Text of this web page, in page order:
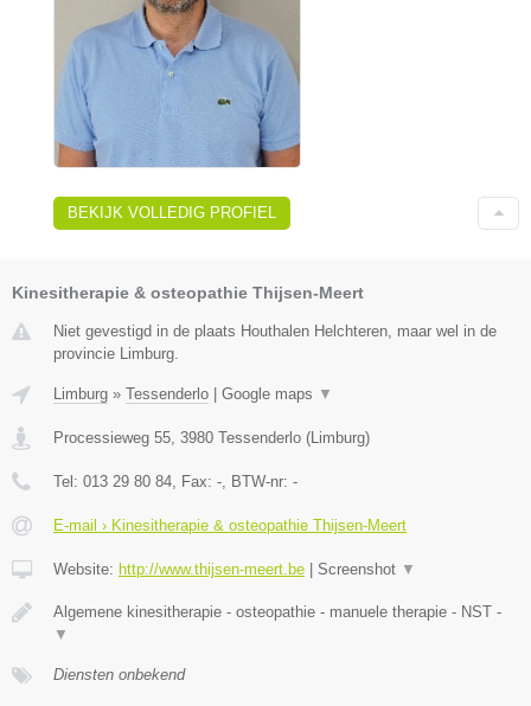
BEKIJK VOLLEDIG PROFIEL
Kinesitherapie & osteopathie Thijsen-Meert
Niet gevestigd in de plaats Houthalen Helchteren, maar wel in de
provincie Limburg.
Limburg » Tessenderlo Google maps ▼
Processieweg 55 3980 Tessenderlo ( Limburg)
Tel: 013 29 80 84 , Fax: - , BTW-nr: -
E-mail › Kinesitherapie & osteopathie Thijsen-Meert
Website: http://www.thijsen-meert.be Screenshot ▼
Algemene kinesitherapie - osteopathie - manuele therapie - NST -
▼
Diensten onbekend